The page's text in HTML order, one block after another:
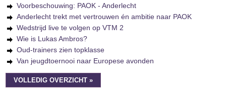
Voorbeschouwing: PAOK - Anderlecht
Anderlecht trekt met vertrouwen én ambitie naar PAOK
Wedstrijd live te volgen op VTM 2
Wie is Lukas Ambros?
Oud-trainers zien topklasse
Van jeugdtoernooi naar Europese avonden
VOLLEDIG OVERZICHT »